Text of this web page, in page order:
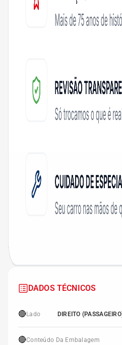
DADOS TÉCNICOS
🔴 Lado DIREITO
🔴Conteúdo Da Embalagem